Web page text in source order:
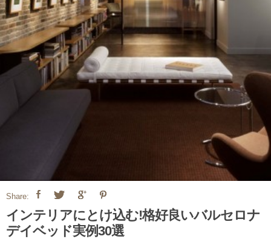
Share:
インテリアにとけ込む!格好良いバルセロナ
デイベッド実例30選